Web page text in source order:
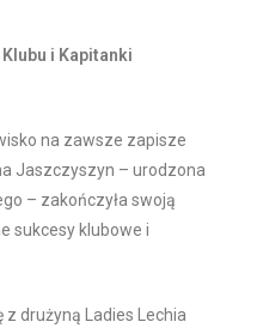
i Kapitanki
na zawsze zapisze
Jaszczyszyn – urodzona
– zakończyła swoją
sukcesy klubowe i
z drużyną Ladies Lechia